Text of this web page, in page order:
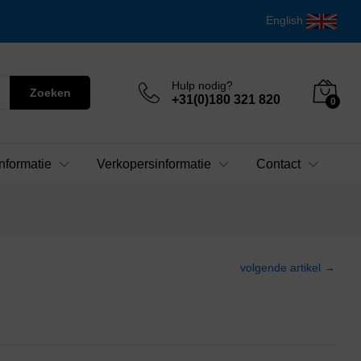
English
Zoeken
Hulp nodig?
+31(0)180 321 820 0
Verkopersinformatie Contact
volgende artikel →